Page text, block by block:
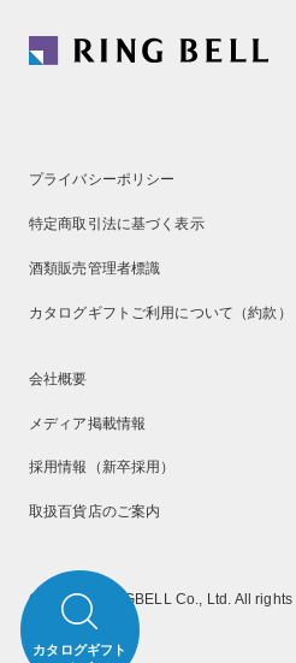
プライバシーポリシー
特定商取引法に基づく表示
酒類販売管理者標識
カタログギフトご利用について（約款）
会社概要
メディア掲載情報
採用情報（新卒採用）
取扱百貨店のご案内
Copyright RINGBELL Co., Ltd. All
カタログギフト